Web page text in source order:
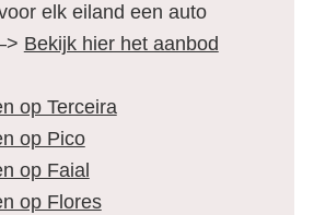
elk eiland een auto
Bekijk hier het aanbod
op Terceira
op Pico
op Faial
op Flores